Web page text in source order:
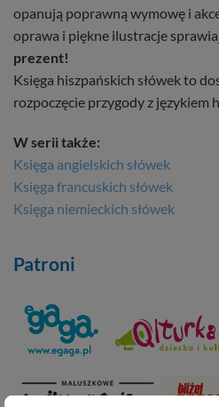
opanują poprawną wymowę i
oprawa i piękne ilustracje
prezent!
Księga hiszpańskich słówek to
rozpoczęcie przygody z językiem
W serii także:
Księga angielskich słówek
Księga francuskich słówek
Księga niemieckich słówek
Patroni